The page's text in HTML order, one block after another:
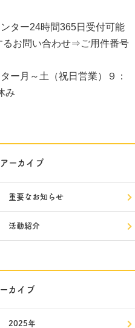
ター24時間365日受付可能
お問い合わせ⇒ご用件番号
ー月～土（祝日営業）９：
み
ーカイブ
重要なお知らせ
活動紹介
カイブ
2025年